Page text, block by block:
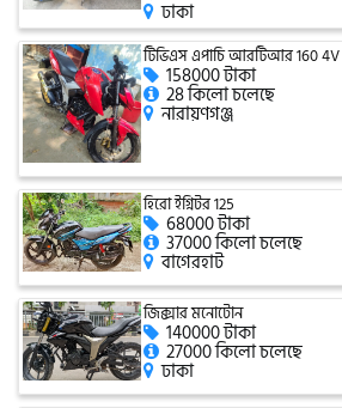
গ্রীন টাইগার (Green Tiger)
বীটল বোল্ট (Beetle Bolt)
বেনেলি (Benelli)
বেনেট (Bennett)
ঢাকা
টিভিএস এপাচি আরটিআর 160 4V
158000 টাকা
28 কিলো চলেছে
নারায়ণগঞ্জ
হিরো ইগ্নিটর 125
68000 টাকা
37000 কিলো চলেছে
বাগেরহাট
জিক্সার মনোটোন
140000 টাকা
27000 কিলো চলেছে
ঢাকা